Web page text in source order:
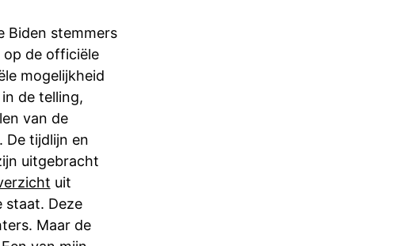
Biden stemmers
op de officiële
mogelijkheid
de telling,
van de
De tijdlijn en
uitgebracht
uit
staat. Deze
Maar de